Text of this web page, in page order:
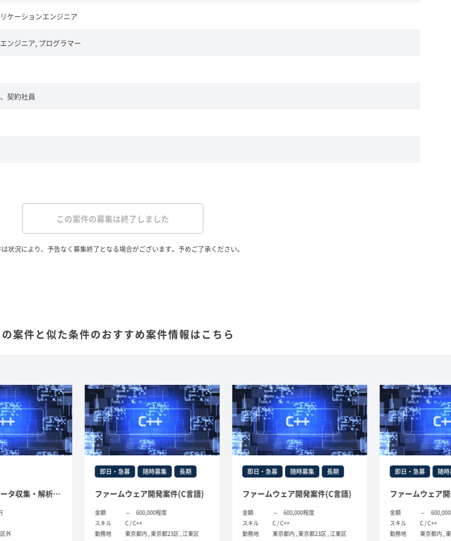
ケーションエンジニア
ンジニア, プログラマー
契約社員
この案件の募集は終了しました
状況により、予告なく募集終了となる場合がございます。予めご了承ください。
案件と似た条件のおすすめ案件情報はこちら
公的期間向けデータ収集・解析システムテストフェーズ（C＋＋サーバー側処理）
随時募集 長期
ファームウェア開発案件(C言語)
～ 600,000程度
C / C++
東京都内 , 東京都23区 , 江東区
随時募集 長期
ファームウェア開発案件(C言語)
～ 600,000程度
C / C++
東京都内 , 東京都23区 , 江東区
随時募集 長期
ファームウェア開発案件(C
～ 600,000程度
C / C++
東京都内 , 東京都23区 , 江東